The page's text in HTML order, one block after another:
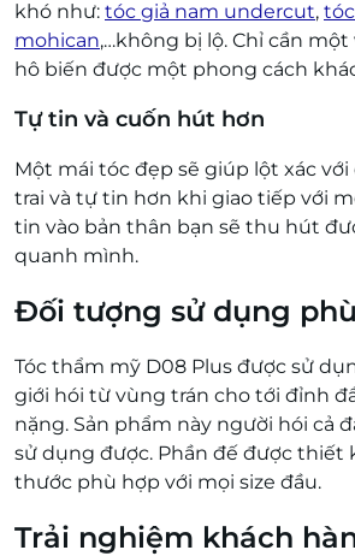
khó như: tóc giả nam undercut,
mohican,…không bị lộ. Chỉ cần
hô biến được một phong cách
Tự tin và cuốn hút hơn
Một mái tóc đẹp sẽ giúp lột xác
trai và tự tin hơn khi giao tiếp với
tin vào bản thân bạn sẽ thu hút
quanh mình.
Đối tượng sử dụng
Tóc thẩm mỹ D08 Plus được sử
giới hói từ vùng trán cho tới đỉnh
nặng. Sản phẩm này người hói cả
sử dụng được. Phần đế được thiết
thước phù hợp với mọi size đầu.
Trải nghiệm khách